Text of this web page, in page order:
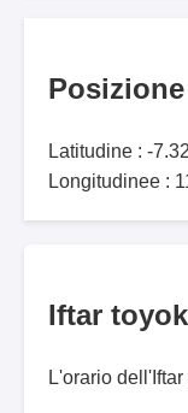
Posizione
Latitudine : -
Longitudinee :
Iftar
L'orario